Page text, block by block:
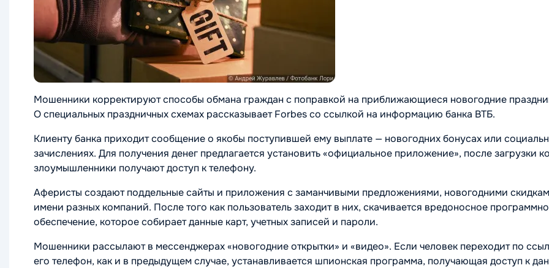
Мошенники корректируют способы обмана граждан с поправкой на приближающиеся новогодние
О специальных праздничных схемах рассказывает Forbes со ссылкой на информацию банка ВТБ.
Клиенту банка приходит сообщение о якобы поступившей ему выплате — новогодних бонусах или
зачислениях. Для получения денег предлагается установить «официальное приложение», после загрузки
злоумышленники получают доступ к телефону.
Аферисты создают поддельные сайты и приложения с заманчивыми предложениями, новогодними
имени разных компаний. После того как пользователь заходит в них, скачивается вредоносное
обеспечение, которое собирает данные карт, учетных записей и пароли.
Мошенники рассылают в мессенджерах «новогодние открытки» и «видео». Если человек переходит по
его телефон, как и в предыдущем случае, устанавливается шпионская программа, получающая доступ к